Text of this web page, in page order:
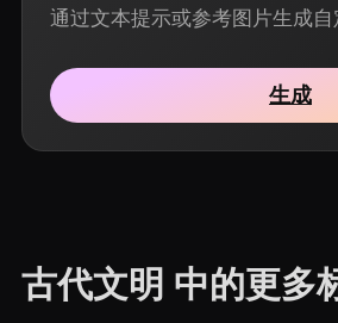
通过文本提示或参考图片生成自
生成
古代文明 中的更多